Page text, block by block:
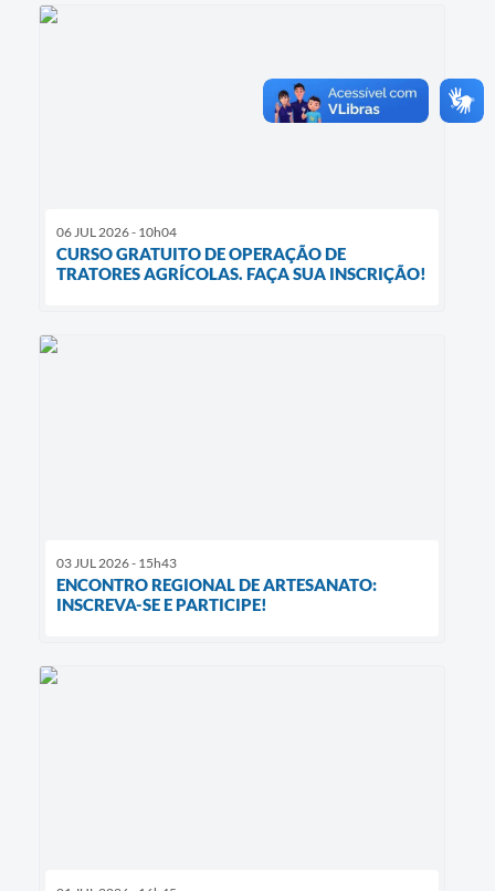
06 JUL 2026 - 10h04
CURSO GRATUITO DE OPERAÇÃO DE
TRATORES AGRÍCOLAS. FAÇA SUA INSCRIÇÃO!
03 JUL 2026 - 15h43
ENCONTRO REGIONAL DE ARTESANATO:
INSCREVA-SE E PARTICIPE!